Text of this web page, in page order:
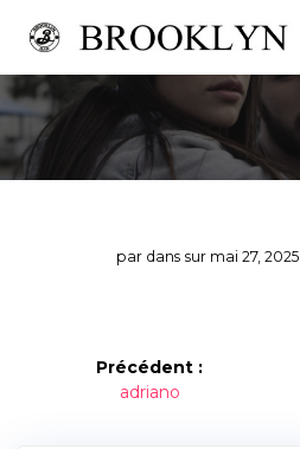
au
par dans sur mai 27, 2025
Navigation
Précédent :
Article
adriano